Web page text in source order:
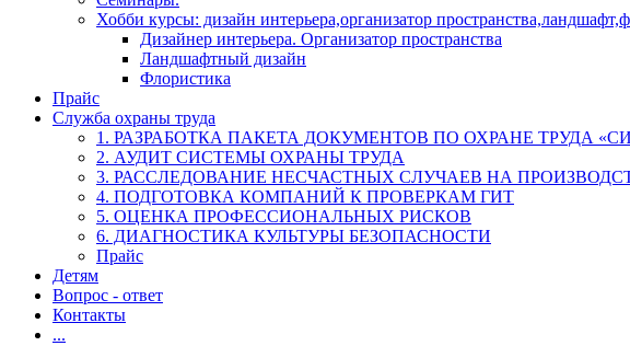
Хобби курсы: дизайн интерьера,организатор
Дизайнер интерьера. Организатор пространства
Ландшафтный дизайн
Флористика
Прайс
Служба охраны труда
1. РАЗРАБОТКА ПАКЕТА ДОКУМЕНТОВ ПО ОХРАНЕ ТРУДА
2. АУДИТ СИСТЕМЫ ОХРАНЫ ТРУДА
3. РАССЛЕДОВАНИЕ НЕСЧАСТНЫХ СЛУЧАЕВ НА
4. ПОДГОТОВКА КОМПАНИЙ К ПРОВЕРКАМ ГИТ
5. ОЦЕНКА ПРОФЕССИОНАЛЬНЫХ РИСКОВ
6. ДИАГНОСТИКА КУЛЬТУРЫ БЕЗОПАСНОСТИ
Прайс
Детям
Вопрос - ответ
Контакты
...